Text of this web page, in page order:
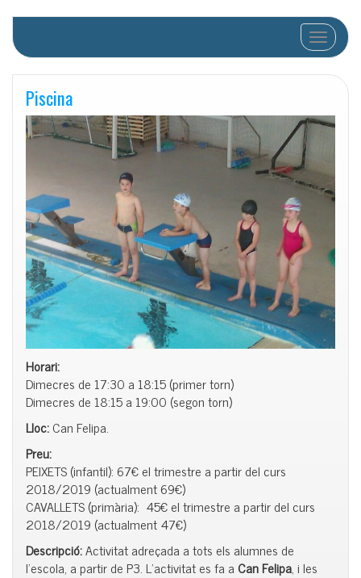
Cambiar
Piscina
Horari:
Dimecres de 17:30 a 18:15 (primer torn)
Dimecres de 18:15 a 19:00 (segon torn)
Lloc:Can Felipa.
Preu:
PEIXETS (infantil): 67€ el trimestre a partir del curs
2018/2019 (actualment 69€)
CAVALLETS (primària): 45€ el trimestre a partir del curs
2018/2019 (actualment 47€)
Descripció:Activitat adreçada a tots els alumnes de
l’escola, a partir de P3. L’activitat es fa a Can Felipa, i les